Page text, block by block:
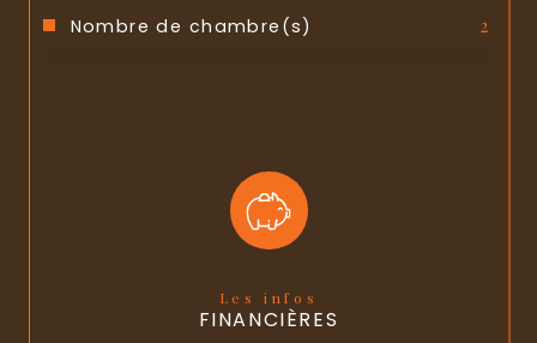
Nombre de chambre(s) 2
Nb de salle de bains
Les infos
FINANCIÈRES